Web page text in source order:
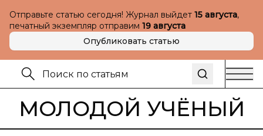
Отправьте статью сегодня! Журнал выйдет 15 августа,
печатный экземпляр отправим 19 августа
Опубликовать статью
МОЛОДОЙ УЧЁНЫЙ